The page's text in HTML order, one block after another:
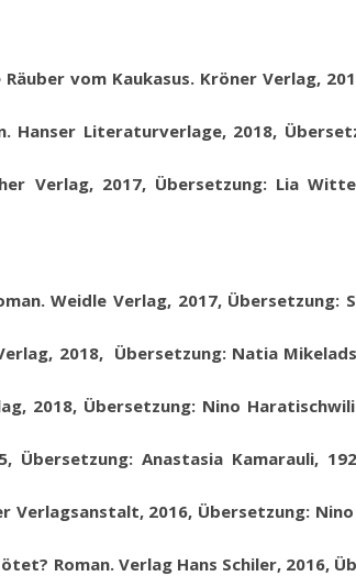
vom Kaukasus. Kröner Verlag,
Hanser Literaturverlage, 2018,
Verlag, 2017, Übersetzung: Lia
Weidle Verlag, 2017, Übersetzung:
2018, Übersetzung: Natia
2018, Übersetzung: Nino
, Übersetzung: Anastasia Kamarauli,
Verlagsanstalt, 2016, Übersetzung: Nino
Roman. Verlag Hans Schiler, 2016,